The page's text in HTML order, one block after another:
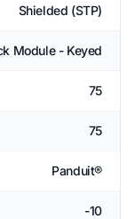
Shielded (STP)
Module - Keyed
75
75
Panduit®
-10